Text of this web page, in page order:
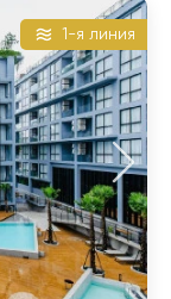
1-я линия